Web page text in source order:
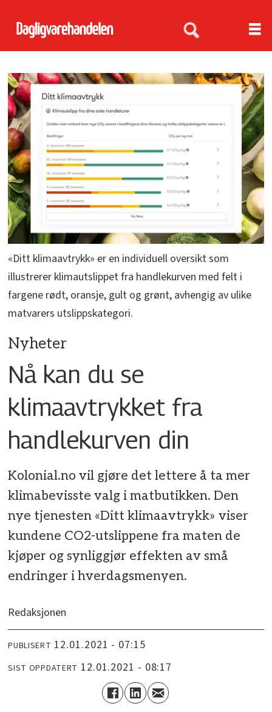
«Ditt klimaavtrykk» er en individuell oversikt som
illustrerer klimautslippet fra handlekurven med felt i
fargene rødt, oransje, gult og grønt, avhengig av ulike
matvarers utslippskategori.
Nyheter
Nå kan du se
klimaavtrykket fra
handlekurven din
Kolonial.no vil gjøre det lettere å ta mer
klimabevisste valg i matbutikken. Den
nye tjenesten «Ditt klimaavtrykk» viser
kundene CO2-utslippene fra maten de
kjøper og synliggjør effekten av små
endringer i hverdagsmenyen.
Redaksjonen
PUBLISERT 12.01.2021 - 07:15
SIST OPPDATERT 12.01.2021 - 08:17